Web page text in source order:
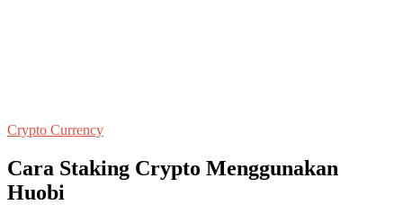
Crypto Currency
Cara Staking Crypto Menggunakan
Huobi